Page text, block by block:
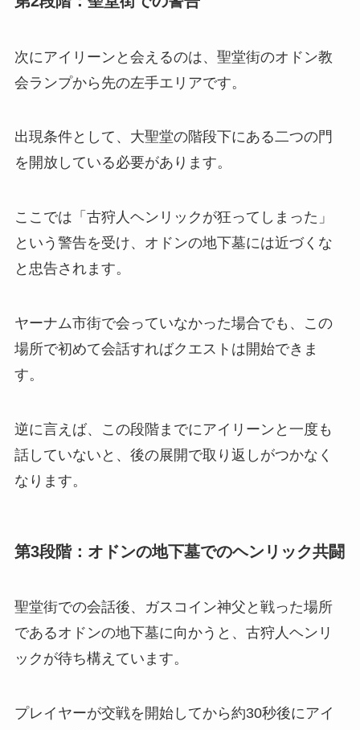
次にアイリーンと会えるのは、聖堂街のオドン教
会ランプから先の左手エリアです。
出現条件として、大聖堂の階段下にある二つの門
を開放している必要があります。
ここでは「古狩人ヘンリックが狂ってしまった」
という警告を受け、オドンの地下墓には近づくな
と忠告されます。
ヤーナム市街で会っていなかった場合でも、この
場所で初めて会話すればクエストは開始できま
す。
逆に言えば、この段階までにアイリーンと一度も
話していないと、後の展開で取り返しがつかなく
なります。
第3段階：オドンの地下墓でのヘンリック共闘
聖堂街での会話後、ガスコイン神父と戦った場所
であるオドンの地下墓に向かうと、古狩人ヘンリ
ックが待ち構えています。
プレイヤーが交戦を開始してから約30秒後にアイ